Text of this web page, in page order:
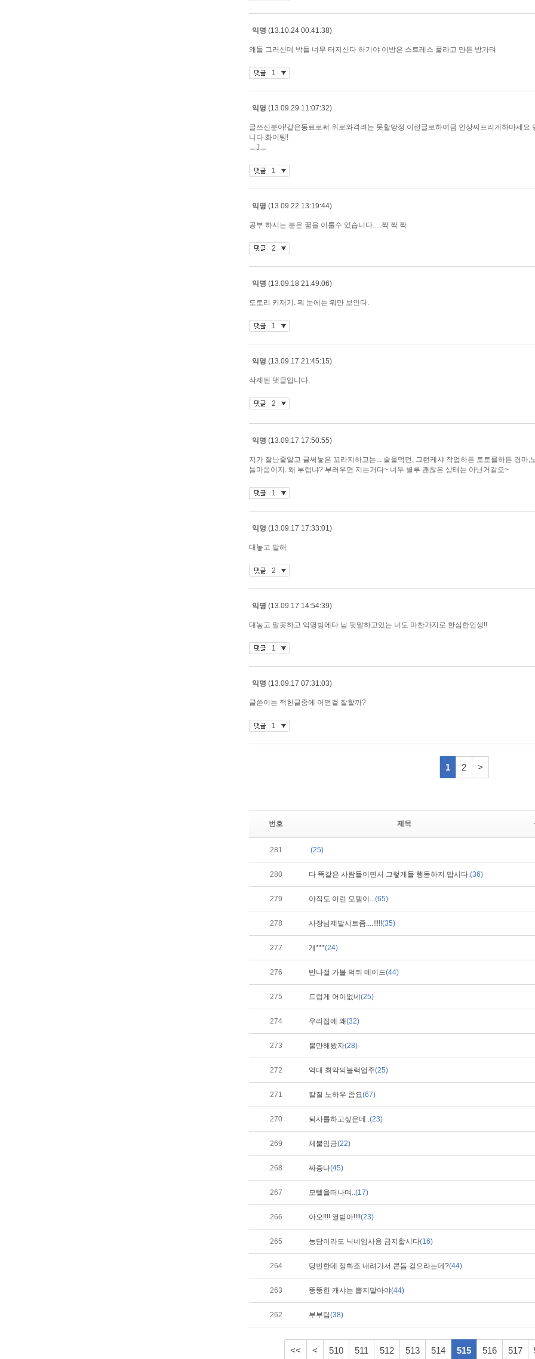
번호 제목
281 .(25)
280 다 똑같은 사람들이면서 그렇게들 행동하지 맙시다.(36)
279 아직도 이런 모텔이...(65)
278 사장님제발시트좀....!!!!!(35)
277 개***(24)
276 반나절 가불 먹튀 메이드(44)
275 드럽게 어이없네 (25)
274 우리집에 왜(32)
273 불만해봤자(28)
272 역대 최악의블랙업주(25)
271 칼질 노하우 좀요(67)
270 퇴사를하고싶은데..(23)
269 체불임금(22)
268 짜증나(45)
267 모텔을떠나며..(17)
266 아오!!!! 열받아!!!!(23)
265 농담이라도 닉네임사용 금지합시다(16)
264 당번한데 정화조 내려가서 콘돔 걷으라는데?(44)
263 뚱뚱한 캐샤는 뽑지말아야(44)
262 부부팀(38)
<< < 510 511 512 513 514 515 516 517